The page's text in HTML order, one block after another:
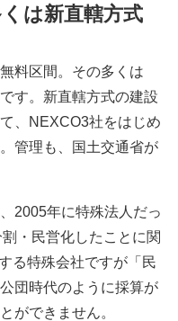
は新直轄方式
料区間。その多くは
す。新直轄方式の建設
、NEXCO3社をはじめ
管理も、国土交通省が
2005年に特殊法人だっ
・民営化したことに関
る特殊会社ですが「民
団時代のように採算が
ができません。